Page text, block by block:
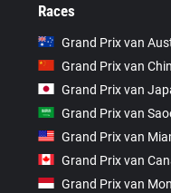
Races
Grand Prix van
Grand Prix van
Grand Prix van
Grand Prix van
Grand Prix van
Grand Prix van
Grand Prix van